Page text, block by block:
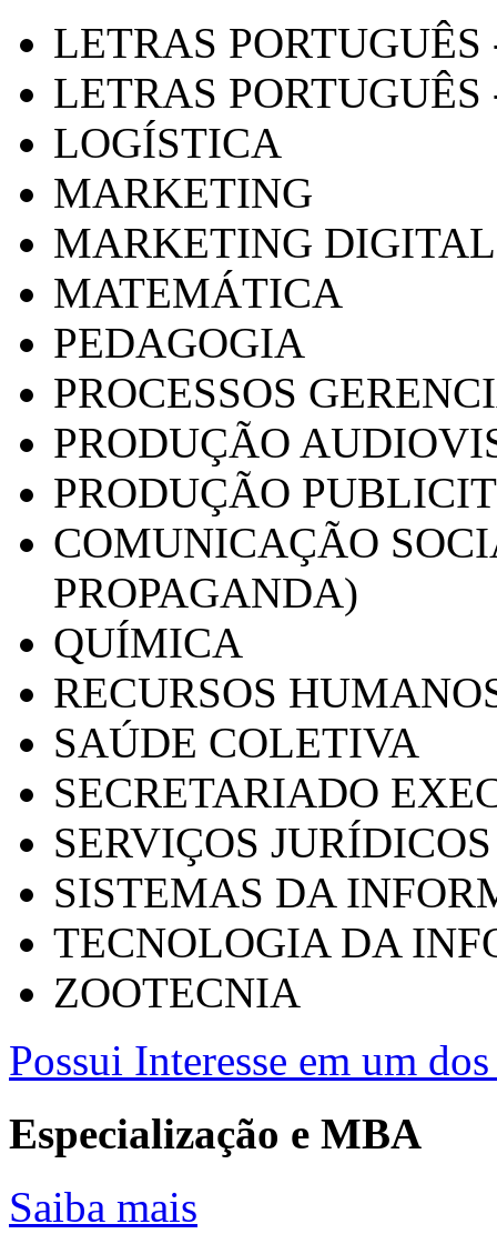
LETRAS
LETRAS PORTUGUÊS
LOGÍSTICA
MARKETING
MARKETING DIGITAL
MATEMÁTICA
PEDAGOGIA
PROCESSOS
PRODUÇÃO
PRODUÇÃO
COMUNICAÇÃO
PROPAGANDA)
QUÍMICA
RECURSOS
SAÚDE COLETIVA
SECRETARIADO
SERVIÇOS
SISTEMAS DA
TECNOLOGIA DA
ZOOTECNIA
Possui Interesse em um
Especialização e MBA
Saiba mais